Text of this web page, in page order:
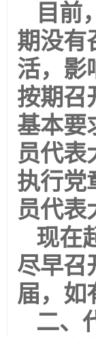
目前
期没有
活，影
按期召
基本要
员代表
执行党
员代表
现在
尽早召
届，如
二、